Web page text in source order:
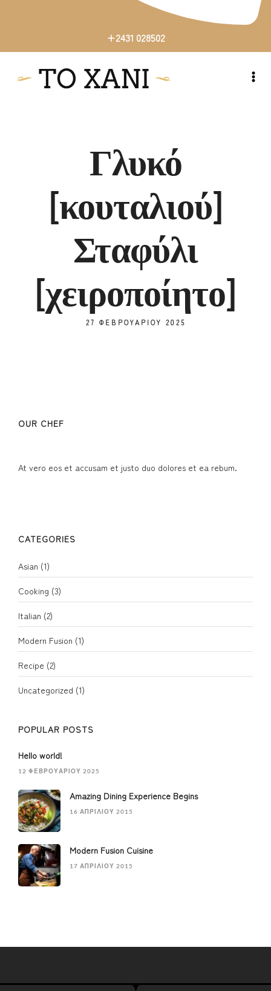
+2431 028502
Γλυκό
[κουταλιού]
Σταφύλι
[χειροποίητο]
27 ΦΕΒΡΟΥΑΡΊΟΥ 2025
OUR CHEF
At vero eos et accusam et justo duo dolores et ea rebum.
CATEGORIES
Asian (1)
Cooking (3)
Italian (2)
Modern Fusion (1)
Recipe (2)
Uncategorized (1)
POPULAR POSTS
Hello world!
12 ΦΕΒΡΟΥΑΡΊΟΥ 2025
Amazing Dining Experience Begins
16 ΑΠΡΙΛΊΟΥ 2015
Modern Fusion Cuisine
17 ΑΠΡΙΛΊΟΥ 2015